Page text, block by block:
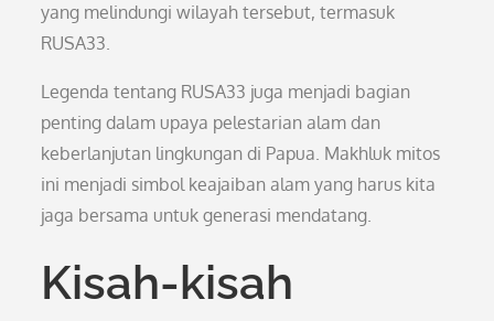
yang melindungi wilayah tersebut, termasuk
RUSA33.
Legenda tentang RUSA33 juga menjadi bagian
penting dalam upaya pelestarian alam dan
keberlanjutan lingkungan di Papua. Makhluk mitos
ini menjadi simbol keajaiban alam yang harus kita
jaga bersama untuk generasi mendatang.
Kisah-kisah